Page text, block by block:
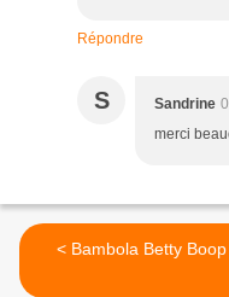
Répondre
S Sandrine
merci
< Bambola Betty Boop